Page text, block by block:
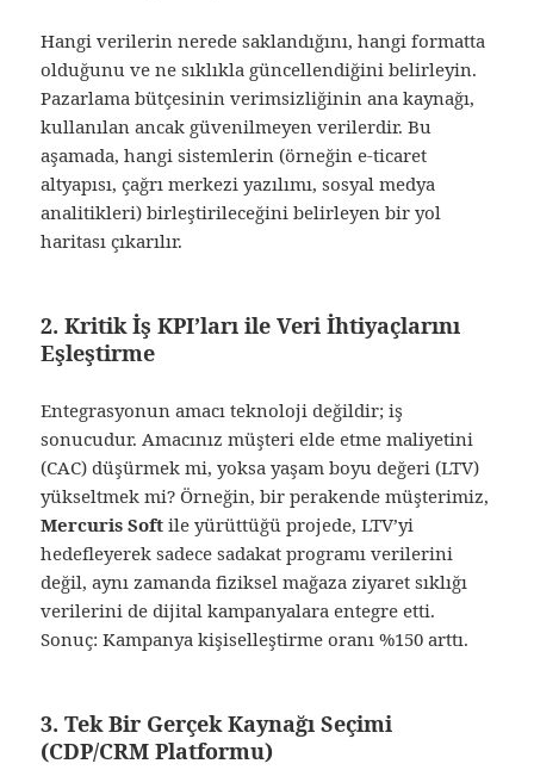
Hangi verilerin nerede saklandığını, hangi formatta
olduğunu ve ne sıklıkla güncellendiğini belirleyin.
Pazarlama bütçesinin verimsizliğinin ana kaynağı,
kullanılan ancak güvenilmeyen verilerdir. Bu
aşamada, hangi sistemlerin (örneğin e-ticaret
altyapısı, çağrı merkezi yazılımı, sosyal medya
analitikleri) birleştirileceğini belirleyen bir yol
haritası çıkarılır.
2. Kritik İş KPI’ları ile Veri İhtiyaçlarını
Eşleştirme
Entegrasyonun amacı teknoloji değildir; iş
sonucudur. Amacınız müşteri elde etme maliyetini
(CAC) düşürmek mi, yoksa yaşam boyu değeri (LTV)
yükseltmek mi? Örneğin, bir perakende müşterimiz,
Mercuris Soft ile yürüttüğü projede, LTV’yi
hedefleyerek sadece sadakat programı verilerini
değil, aynı zamanda fiziksel mağaza ziyaret sıklığı
verilerini de dijital kampanyalara entegre etti.
Sonuç: Kampanya kişiselleştirme oranı %150 arttı.
3. Tek Bir Gerçek Kaynağı Seçimi
(CDP/CRM Platformu)